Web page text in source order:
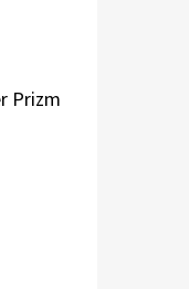
Prizm